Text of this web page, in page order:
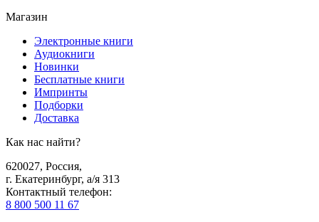
Магазин
Электронные книги
Аудиокниги
Новинки
Бесплатные книги
Импринты
Подборки
Доставка
Как нас найти?
620027, Россия,
г. Екатеринбург, а/я 313
Контактный телефон:
8 800 500 11 67